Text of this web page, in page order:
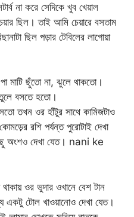
না করে সেদিকে খুব খেয়াল
ছিল। তাই আমি চেয়ারে বসতাম
ছিল পড়ার টেবিলের লাগোয়া
মাটি ছুঁতো না, ঝুলে থাকতো।
বসতে হতো।
তখন ওর হাঁটুর সাথে কামিজটাও
রশি পর্যন্ত পুরোটাই দেখা
অংশও দেখা যেত। nani ke
থাকায় ওর ভুদার ওখানে বেশ টান
একটু টোল খাওয়ানোও দেখা যেত।